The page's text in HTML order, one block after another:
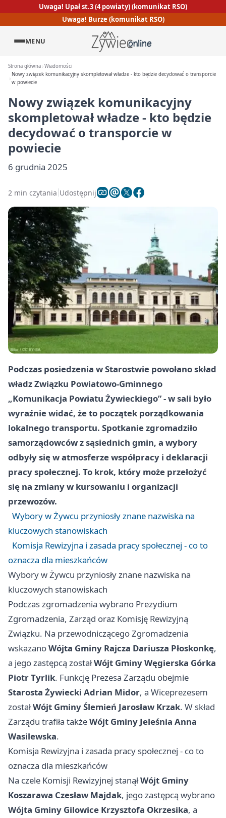
Uwaga! Upał st.3 (4 powiaty) (komunikat RSO)
Uwaga! Burze (komunikat RSO)
MENU
Strona główna Wiadomości
Nowy związek komunikacyjny skompletował władze - kto będzie decydować o transporcie
w powiecie
Nowy związek komunikacyjny
skompletował władze - kto będzie
decydować o transporcie w
powiecie
6 grudnia 2025
2 min czytania Udostępnij
Podczas posiedzenia w Starostwie powołano skład
władz Związku Powiatowo-Gminnego
„Komunikacja Powiatu Żywieckiego” - w sali było
wyraźnie widać, że to początek porządkowania
lokalnego transportu. Spotkanie zgromadziło
samorządowców z sąsiednich gmin, a wybory
odbyły się w atmosferze współpracy i deklaracji
pracy społecznej. To krok, który może przełożyć
się na zmiany w kursowaniu i organizacji
przewozów.
Wybory w Żywcu przyniosły znane nazwiska na
kluczowych stanowiskach
Komisja Rewizyjna i zasada pracy społecznej - co to
oznacza dla mieszkańców
Wybory w Żywcu przyniosły znane nazwiska na
kluczowych stanowiskach
Podczas zgromadzenia wybrano Prezydium
Zgromadzenia, Zarząd oraz Komisję Rewizyjną
Związku. Na przewodniczącego Zgromadzenia
wskazanoWójta Gminy Rajcza Dariusza Płoskonkę,
a jego zastępcą zostałWójt Gminy Węgierska Górka
Piotr Tyrlik. Funkcję Prezesa Zarządu obejmie
Starosta Żywiecki Adrian Midor, a Wiceprezesem
zostałWójt Gminy Ślemień Jarosław Krzak. W skład
Zarządu trafiła takżeWójt Gminy Jeleśnia Anna
Wasilewska.
Komisja Rewizyjna i zasada pracy społecznej - co to
oznacza dla mieszkańców
Na czele Komisji Rewizyjnej stanąłWójt Gminy
Koszarawa Czesław Majdak, jego zastępcą wybrano
Wójta Gminy Gilowice Krzysztofa Okrzesika, a